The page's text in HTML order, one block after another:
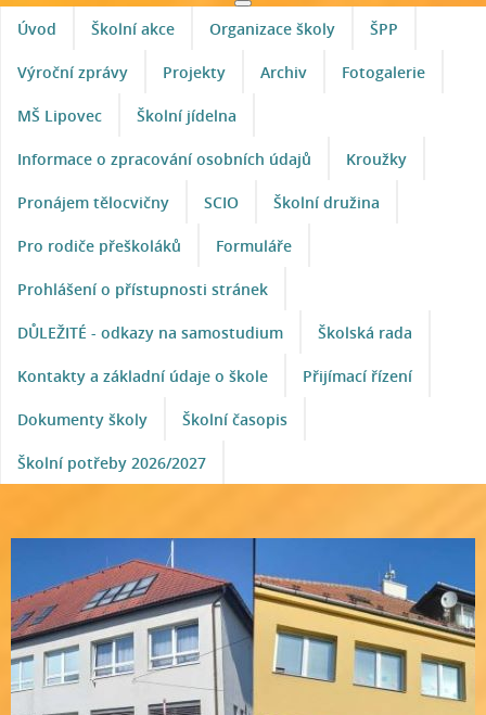
Úvod Školní akce Organizace školy ŠPP
Výroční zprávy Projekty Archiv Fotogalerie
MŠ Lipovec Školní jídelna
Informace o zpracování osobních údajů Kroužky
Pronájem tělocvičny SCIO Školní družina
Pro rodiče přeškoláků Formuláře
Prohlášení o přístupnosti stránek
DŮLEŽITÉ - odkazy na samostudium Školská rada
Kontakty a základní údaje o škole Přijímací řízení
Dokumenty školy Školní časopis
Školní potřeby 2026/2027